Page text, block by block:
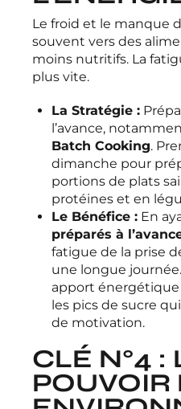
Le froid et le manque
souvent vers des
moins nutritifs. La
plus vite.
La Stratégie :
l’avance,
Batch Cooking.
dimanche pour
portions de plats
protéines et en
Le Bénéfice : En
préparés à
fatigue de la prise
une longue
apport
les pics de sucre
de motivation.
CLÉ N°4 :
POUVOIR